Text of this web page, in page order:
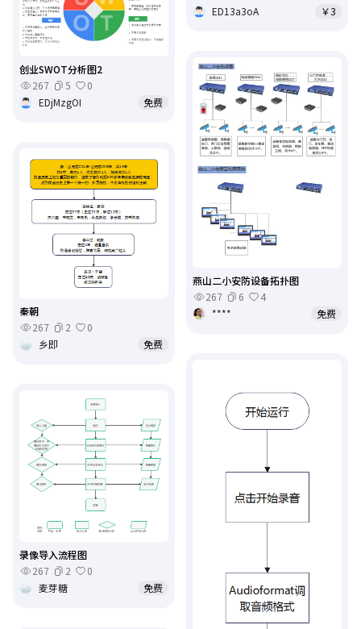
ED13a3oA
￥3
创业SWOT分析图2
267
5
0
EDjMzgOI
免费
燕山二小安防设备拓扑图
267
6
4
****
免费
秦朝
267
2
0
乡即
免费
录像导入流程图
267
2
0
麦芽糖
免费